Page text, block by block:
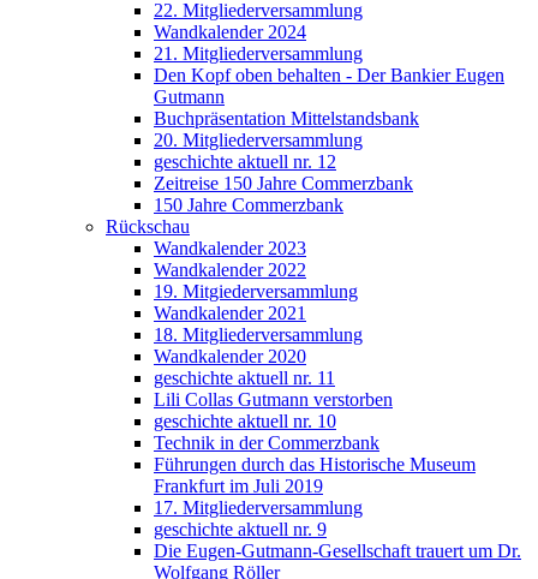
22. Mitgliederversammlung
Wandkalender 2024
21. Mitgliederversammlung
Den Kopf oben behalten - Der Bankier Eugen
Gutmann
Buchpräsentation Mittelstandsbank
20. Mitgliederversammlung
geschichte aktuell nr. 12
Zeitreise 150 Jahre Commerzbank
150 Jahre Commerzbank
Rückschau
Wandkalender 2023
Wandkalender 2022
19. Mitgiederversammlung
Wandkalender 2021
18. Mitgliederversammlung
Wandkalender 2020
geschichte aktuell nr. 11
Lili Collas Gutmann verstorben
geschichte aktuell nr. 10
Technik in der Commerzbank
Führungen durch das Historische Museum
Frankfurt im Juli 2019
17. Mitgliederversammlung
geschichte aktuell nr. 9
Die Eugen-Gutmann-Gesellschaft trauert um Dr.
Wolfgang Röller